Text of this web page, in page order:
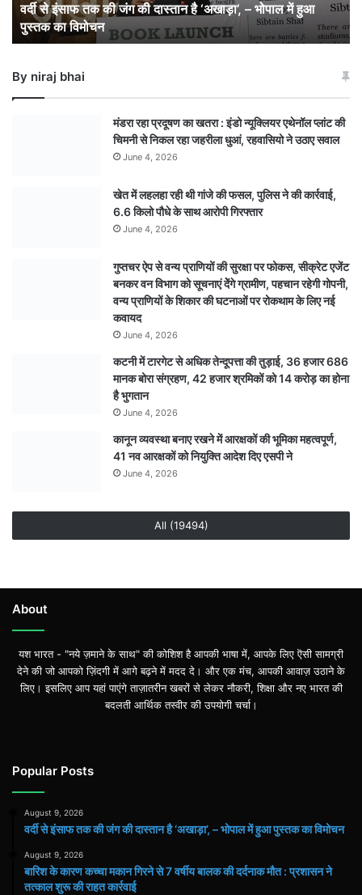
‘अखाड़ा’,
–
में
हुआ
वर्दी से इंसाफ तक की जंग की दास्तान है ‘अखाड़ा’, – भोपाल में हुआ
पुस्तक का विमोचन
By niraj bhai
मंडरा रहा प्रदूषण का खतरा : इंडो न्यूक्लियर एथेनॉल प्लांट की
चिमनी से निकल रहा जहरीला धुआं, रहवासियो ने उठाए सवाल
June 4, 2026
खेत में लहलहा रही थी गांजे की फसल, पुलिस ने की कार्रवाई,
6.6 किलो पौधे के साथ आरोपी गिरफ्तार
June 4, 2026
गुप्तचर ऐप से वन्य प्राणियों की सुरक्षा पर फोकस, सीक्रेट एजेंट
बनकर वन विभाग को सूचनाएं देेंगे ग्रामीण, पहचान रहेगी गोपनी,
वन्य प्राणियों के शिकार की घटनाओं पर रोकथाम के लिए नई
कवायद
June 4, 2026
कटनी में टारगेट से अधिक तेन्दूपत्ता की तुड़ाई, 36 हजार 686
मानक बोरा संग्रहण, 42 हजार श्रमिकों को 14 करोड़ का होना
है भुगतान
June 4, 2026
कानून व्यवस्था बनाए रखने में आरक्षकों की भूमिका महत्वपूर्ण,
41 नव आरक्षकों को नियुक्ति आदेश दिए एसपी ने
June 4, 2026
All (19494)
About
यश भारत - "नये ज़माने के साथ" की कोशिश है आपकी भाषा में, आपके लिए ऎसी सामग्री
देने की जो आपको ज़िंदगी में आगे बढ़ने में मदद दे। और एक मंच, आपकी आवाज़ उठाने के
लिए। इसलिए आप यहां पाएंगे ताज़ातरीन खबरों से लेकर नौकरी, शिक्षा और नए भारत की
बदलती आर्थिक तस्वीर की उपयोगी चर्चा।
Popular Posts
August 9, 2026
वर्दी से इंसाफ तक की जंग की दास्तान है ‘अखाड़ा’, – भोपाल में हुआ पुस्तक का विमोचन
August 9, 2026
बारिश के कारण कच्चा मकान गिरने से 7 वर्षीय बालक की दर्दनाक मौत : प्रशासन ने
तत्काल शुरू की राहत कार्रवाई